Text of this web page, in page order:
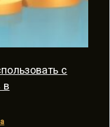
с
в